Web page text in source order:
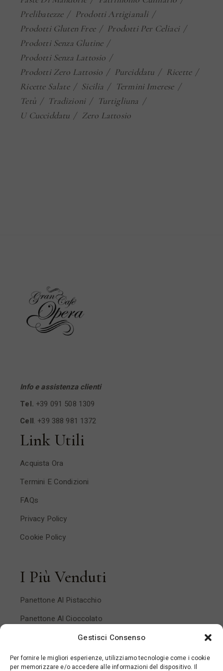
Gestisci Consenso
Per fornire le migliori esperienze, utilizziamo tecnologie come i cookie
per memorizzare e/o accedere alle informazioni del dispositivo. Il
Prelibatezze
Prodotti Artigianali
Prodotti Gluten Free
Prodotti Per Celiaci
Prodotti Senza Glutine
Prodotti Senza Lattosio
Prodotti Zero Lattosio
Purciddatu
Ricette
Ricette Salate
Sicilia
Termini Imerese
Tetù
Tradizioni
Turtigliuna
U Cucciddatu
Zero Lattosio
Info e assistenza clienti
Tel. +39 091 508 1309
Cell. +39 388 981 1372
Link Utili
Acquista Ora
Termini E Condizioni
FAQs
Privacy Policy
Cookie Policy
I Più Venduti
Panettone Al Pistacchio
Panettone Al Cioccolato
Panettone Pera E Cioccolato
Panettone Mandorlato